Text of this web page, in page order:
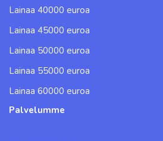
Lainaa 40000 euroa
Lainaa 45000 euroa
Lainaa 50000 euroa
Lainaa 55000 euroa
Lainaa 60000 euroa
Palvelumme